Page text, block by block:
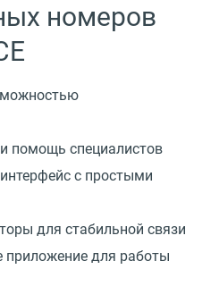
номеров
помощь специалистов
с простыми
для стабильной связи
приложение для работы